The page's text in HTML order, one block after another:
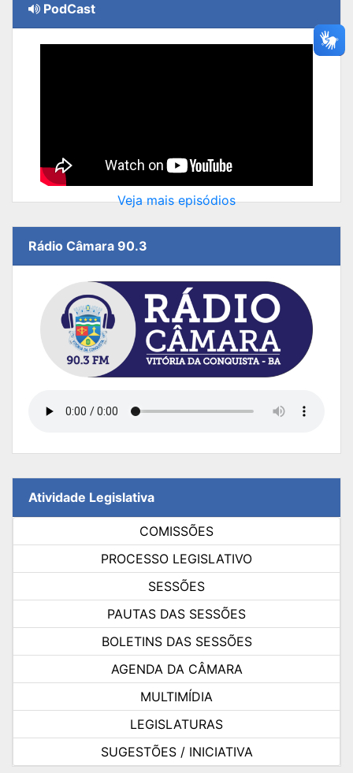
PodCast
Veja mais episódios
Rádio Câmara 90.3
Atividade Legislativa
COMISSÕES
PROCESSO LEGISLATIVO
SESSÕES
PAUTAS DAS SESSÕES
BOLETINS DAS SESSÕES
AGENDA DA CÂMARA
MULTIMÍDIA
LEGISLATURAS
SUGESTÕES / INICIATIVA